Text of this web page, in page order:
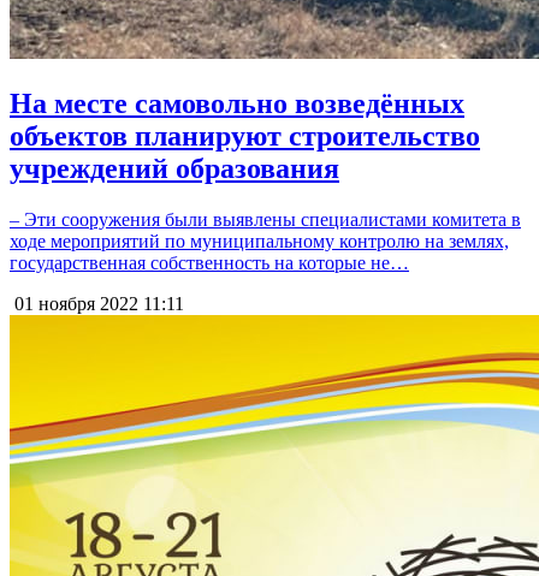
На месте самовольно возведённых
объектов планируют строительство
учреждений образования
– Эти сооружения были выявлены специалистами комитета в
ходе мероприятий по муниципальному контролю на землях,
государственная собственность на которые не…
01 ноября 2022 11:11